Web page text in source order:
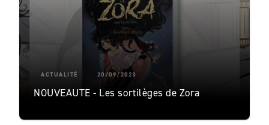
ACTUALITÉ 20/09/2023
NOUVEAUTE - Les sortilèges de Zora